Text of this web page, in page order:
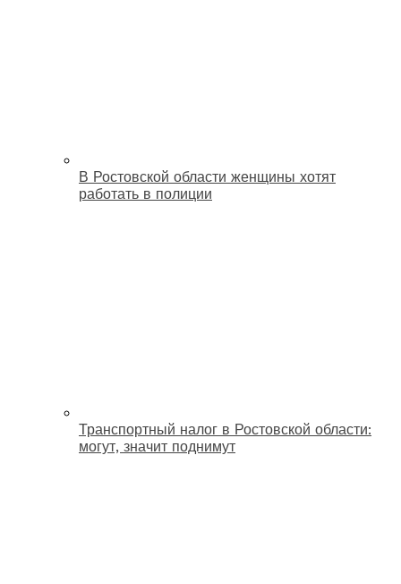
В Ростовской области женщины хотят
работать в полиции
Транспортный налог в Ростовской области:
могут, значит поднимут